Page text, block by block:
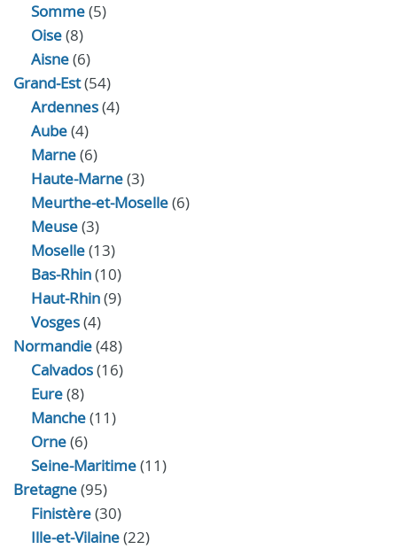
Somme(5)
Oise(8)
Aisne(6)
Grand-Est(54)
Ardennes(4)
Aube(4)
Marne(6)
Haute-Marne(3)
Meurthe-et-Moselle(6)
Meuse(3)
Moselle(13)
Bas-Rhin(10)
Haut-Rhin(9)
Vosges(4)
Normandie(48)
Calvados(16)
Eure(8)
Manche(11)
Orne(6)
Seine-Maritime(11)
Bretagne(95)
Finistère(30)
Ille-et-Vilaine(22)